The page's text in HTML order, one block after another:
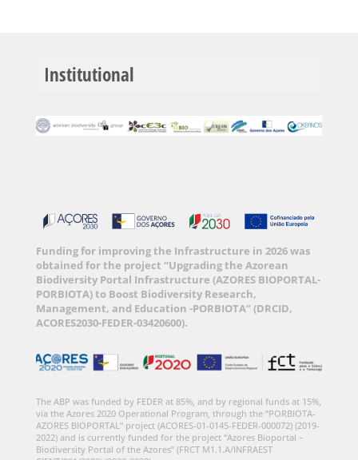
Institutional
Funding for improving the Infrastructure in 2026 was
obtained for the project “Upgrading the Azorean
Biodiversity Portal Infrastructure (AZORES BIOPORTAL-
PORBIOTA) to Boost Biodiversity Research,
Management, and Education -PORBIOTA” (DRCID,
ACORES2030-FEDER-03420600).
The ABP was funded by FEDER at 85%, and by regional funds at 15%,
via the Azores 2020 Operational Program, through the “PORBIOTA-
AZORES BIOPORTAL” project (ACORES-01-0145-FEDER-000072) (2019-
2022) and is currently funded for the project “Azores Bioportal –
Biodiversity Portal of the Azores” (FRCT M1.1.A/INFRAEST